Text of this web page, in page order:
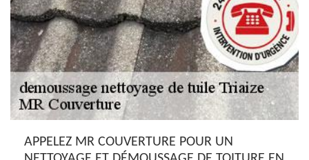
APPELEZ MR COUVERTURE POUR UN